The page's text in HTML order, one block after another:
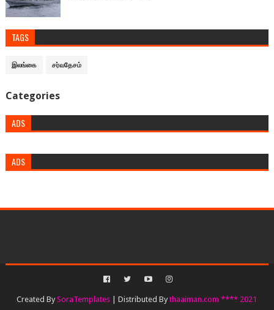
TAGS
இலங்கை சர்வதேசம்
Categories
ADS
ADS
Created BySoraTemplates | Distributed Bythaaiman.com **** 2021